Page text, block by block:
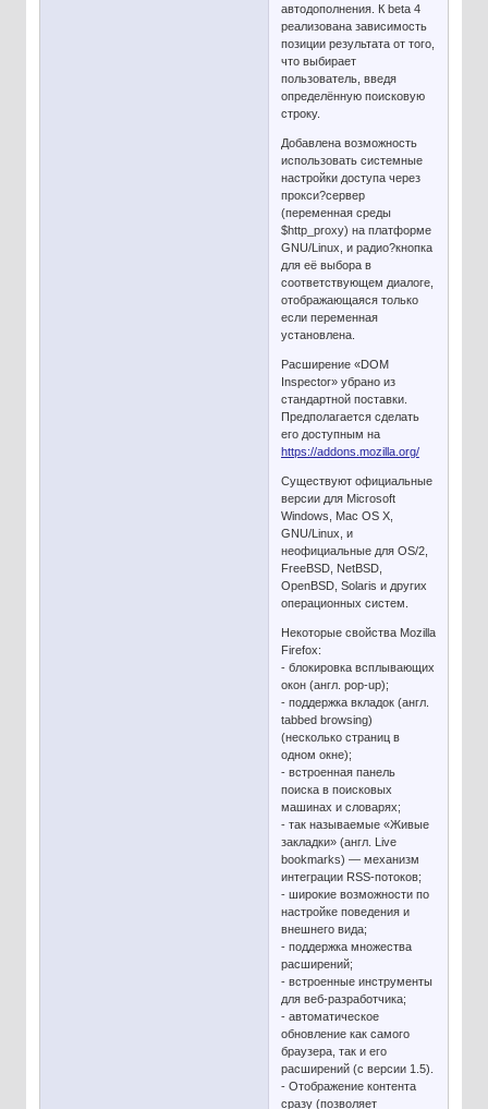
автодополнения. К beta 4
реализована зависимость
позиции результата от того,
что выбирает
пользователь, введя
определённую поисковую
строку.
Добавлена возможность
использовать системные
настройки доступа через
прокси?сервер
(переменная среды
$http_proxy) на платформе
GNU/Linux, и радио?кнопка
для её выбора в
соответствующем диалоге,
отображающаяся только
если переменная
установлена.
Расширение «DOM
Inspector» убрано из
стандартной поставки.
Предполагается сделать
его доступным на
https://addons.mozilla.org/
Существуют официальные
версии для Microsoft
Windows, Mac OS X,
GNU/Linux, и
неофициальные для OS/2,
FreeBSD, NetBSD,
OpenBSD, Solaris и других
операционных систем.
Некоторые свойства Mozilla
Firefox:
- блокировка всплывающих
окон (англ. pop-up);
- поддержка вкладок (англ.
tabbed browsing)
(несколько страниц в
одном окне);
- встроенная панель
поиска в поисковых
машинах и словарях;
- так называемые «Живые
закладки» (англ. Live
bookmarks) — механизм
интеграции RSS-потоков;
- широкие возможности по
настройке поведения и
внешнего вида;
- поддержка множества
расширений;
- встроенные инструменты
для веб-разработчика;
- автоматическое
обновление как самого
браузера, так и его
расширений (с версии 1.5).
- Отображение контента
сразу (позволяет